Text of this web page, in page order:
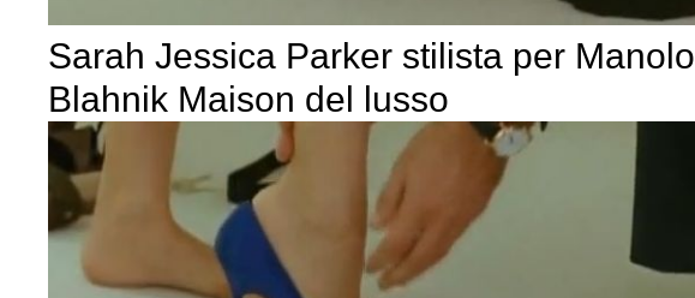
Sarah Jessica Parker stilista per Manolo
Blahnik Maison del lusso